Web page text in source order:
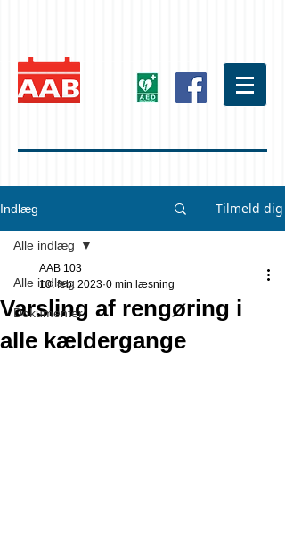
Indlæg Tilmeld dig
Alle indlæg
Dokumenter
Alle indlæg
Varsling af rengøring i
alle kældergange
AAB 103
10. feb. 2023 0 min læsning